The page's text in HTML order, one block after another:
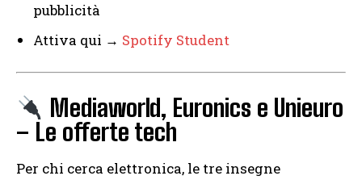
pubblicità
Attiva qui → Spotify Student
Mediaworld, Euronics e Unieuro
– Le offerte tech
Per chi cerca elettronica, le tre insegne